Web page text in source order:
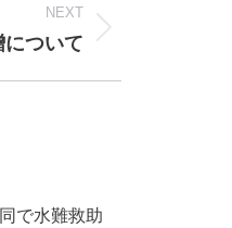
NEXT
ついて
で水難救助